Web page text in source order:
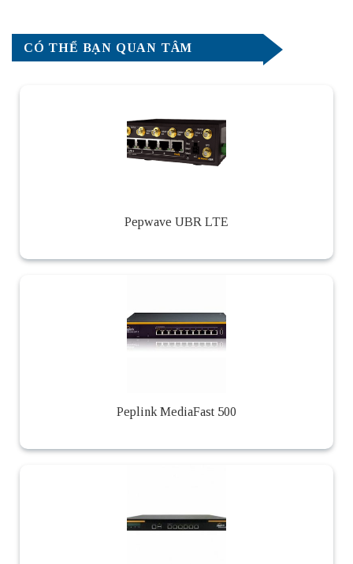
CÓ THỂ BẠN QUAN TÂM
Pepwave UBR LTE
Peplink MediaFast 500